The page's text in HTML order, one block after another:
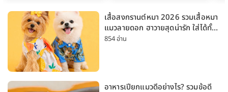
เสื้อสงกรานต์หมา 2026 รวมเสื้อหมา
แมวลายดอก ฮาวายสุดน่ารัก ใส่ได้ทั้ง
หมาเล็กและหมาใหญ่
854 อ่าน
อาหารเปียกแมวดีอย่างไร? รวมข้อดี